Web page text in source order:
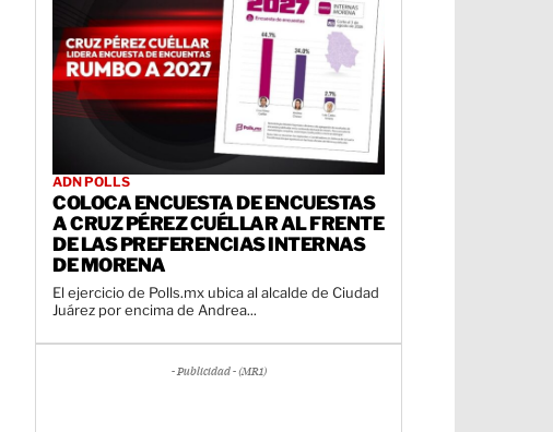
ADN POLLS
COLOCA ENCUESTA DE ENCUESTAS
A CRUZ PÉREZ CUÉLLAR AL FRENTE
DE LAS PREFERENCIAS INTERNAS
DE MORENA
El ejercicio de Polls.mx ubica al alcalde de Ciudad
Juárez por encima de Andrea...
- Publicidad - (MR1)